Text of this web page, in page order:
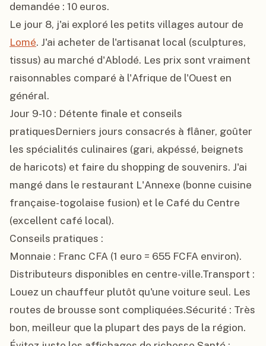
demandée : 10 euros.
Lomé. J'ai acheter de l'artisanat local (sculptures,
tissus) au marché d'Ablodé. Les prix sont vraiment
raisonnables comparé à l'Afrique de l'Ouest en
général.
Jour 9-10 : Détente finale et conseils
pratiquesDerniers jours consacrés à flâner, goûter
les spécialités culinaires (gari, akpéssé, beignets
de haricots) et faire du shopping de souvenirs. J'ai
mangé dans le restaurant L'Annexe (bonne cuisine
française-togolaise fusion) et le Café du Centre
(excellent café local).
Conseils pratiques :
Monnaie : Franc CFA (1 euro = 655 FCFA environ).
Distributeurs disponibles en centre-ville.Transport :
Louez un chauffeur plutôt qu'une voiture seul. Les
routes de brousse sont compliquées.Sécurité : Très
bon, meilleur que la plupart des pays de la région.